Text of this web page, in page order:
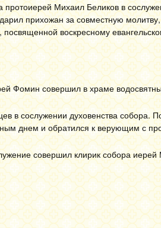
Михаил Беликов в
прихожан за совместную
воскресному
Фомин совершил в храме
в сослужении духовенства собора.
днем и обратился к верующим с
совершил клирик собора